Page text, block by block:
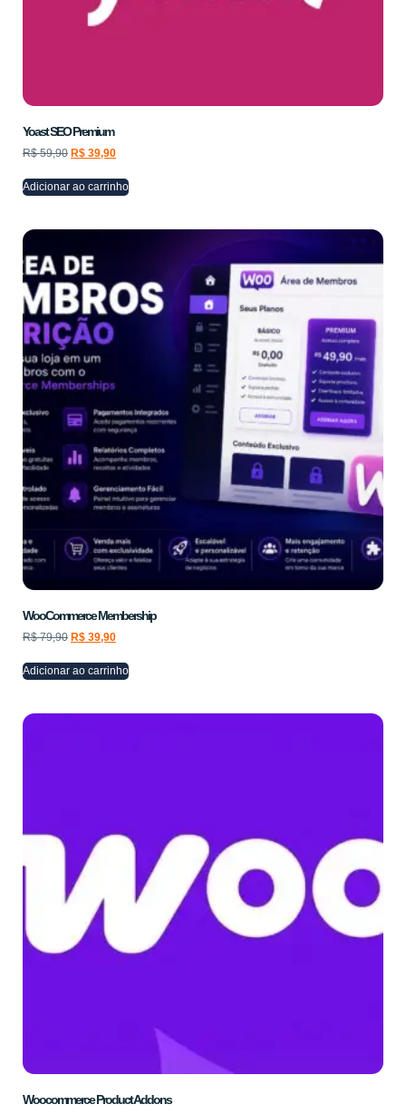
Yoast SEO Premium
R$59,90 R$ 39,90
Adicionar ao carrinho
WooCommerce Membership
R$79,90 R$ 39,90
Adicionar ao carrinho
Woocommerce Product Addons